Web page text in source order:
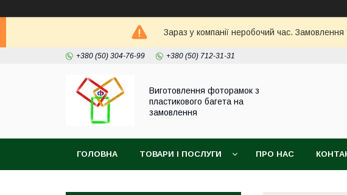
Зараз у компанії неробочий час.
+380 (50) 304-76-99 +380 (50) 712-31-31
Виготовлення фоторамок з
пластикового багета на
замовлення
ГОЛОВНА ТОВАРИ І ПОСЛУГИ ПРО НАС